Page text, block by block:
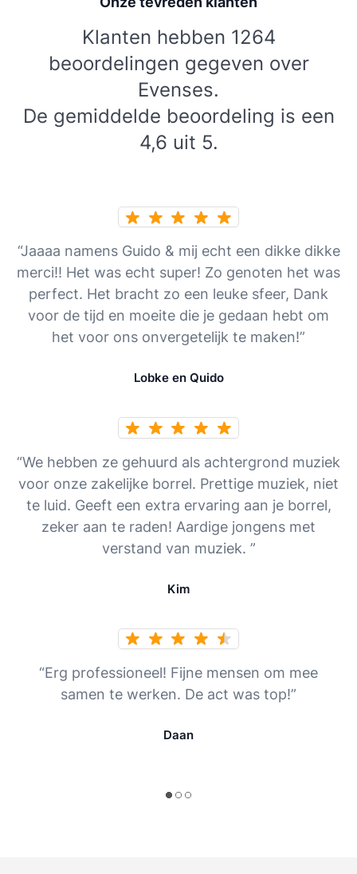
Klanten hebben 1264
beoordelingen gegeven over
Evenses.
De gemiddelde beoordeling is een
4,6 uit 5.
“Jaaaa namens Guido & mij echt een dikke dikke
merci!! Het was echt super! Zo genoten het was
perfect. Het bracht zo een leuke sfeer, Dank
voor de tijd en moeite die je gedaan hebt om
het voor ons onvergetelijk te maken!”
Lobke en Quido
“We hebben ze gehuurd als achtergrond muziek
voor onze zakelijke borrel. Prettige muziek, niet
te luid. Geeft een extra ervaring aan je borrel,
zeker aan te raden! Aardige jongens met
verstand van muziek. ”
Kim
“Erg professioneel! Fijne mensen om mee
samen te werken. De act was top!”
Daan